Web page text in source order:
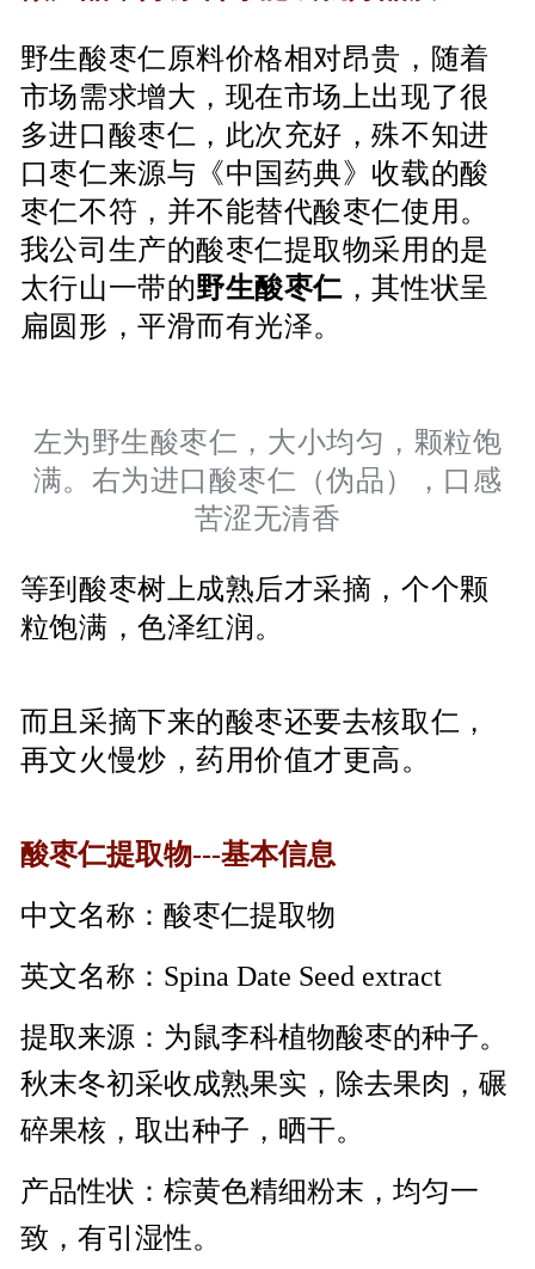
野生酸枣仁原料价格相对昂贵，随着
市场需求增大，现在市场上出现了很
多进口酸枣仁，此次充好，殊不知进
口枣仁来源与《中国药典》收载的酸
枣仁不符，并不能替代酸枣仁使用。
我公司生产的酸枣仁提取物采用的是
太行山一带的野生酸枣仁，其性状呈
扁圆形，平滑而有光泽。
左为野生酸枣仁，大小均匀，颗粒饱
满。右为进口酸枣仁（伪品），口感
苦涩无清香
等到酸枣树上成熟后才采摘，个个颗
粒饱满，色泽红润。
而且采摘下来的酸枣还要去核取仁，
再文火慢炒，药用价值才更高。
酸枣仁提取物---基本信息
中文名称：酸枣仁提取物
英文名称：Spina Date Seed extract
提取来源： 为鼠李科植物酸枣的种子。
秋末冬初采收成熟果实，除去果肉，碾
碎果核，取出种子，晒干。
产品性状：棕黄色精细粉末，均匀一
致，有引湿性。